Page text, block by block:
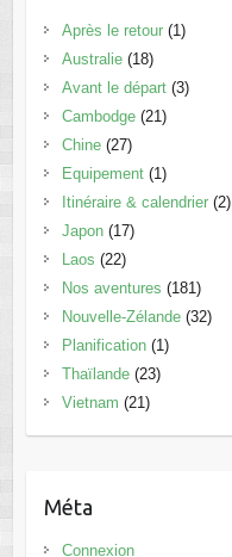
Après le retour(1)
Australie(18)
Avant le départ(3)
Cambodge(21)
Chine(27)
Equipement(1)
Itinéraire & calendrier(2)
Japon(17)
Laos (22)
Nos aventures (181)
Nouvelle-Zélande(32)
Planification(1)
Thaïlande(23)
Vietnam (21)
Méta
Connexion